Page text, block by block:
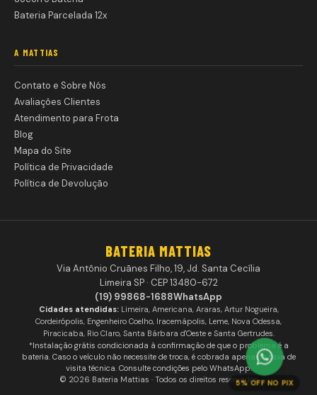
Bateria Parcelada 12x
A MATTIAS
Contato e Sobre Nós
Avaliações Clientes
Atendimento para Frota
Blog
Mapa do Site
Política de Privacidade
Política de Devolução
BATERIA MATTIAS
Via Antônio Cruãnes Filho, 19, Jd. Santa Cecília
Limeira SP · CEP 13480-672
(19) 99868-1688WhatsApp
Cidades atendidas:Limeira, Americana, Araras, Artur Nogueira,
Cordeirópolis, Engenheiro Coelho, Iracemápolis, Leme, Nova Odessa,
Piracicaba, Rio Claro, Santa Bárbara d'Oeste e Santa Gertrudes.
*Instalação grátis condicionada à confirmação de que o problema é a
bateria. Caso o veículo não necessite de troca, é cobrada apenas a taxa de
visita técnica. Consulte condições pelo WhatsApp.
© 2026 Bateria Mattias · Todos os direitos reservados5% OFF NO PIX